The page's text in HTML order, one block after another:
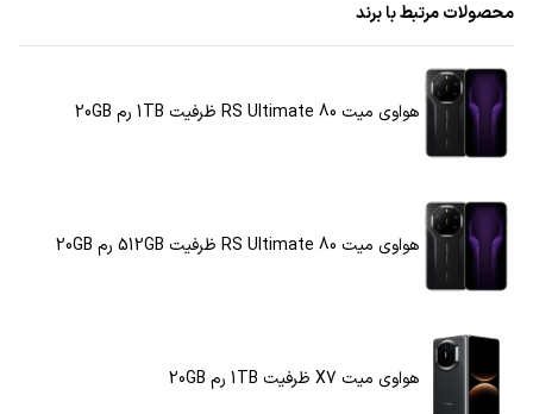
محصولات مرتبط با برند
هواوی میت 80 RS Ultimate ظرفیت 1TB رم 20GB
هواوی میت 80 RS Ultimate ظرفیت 512GB رم 20GB
هواوی میت X7 ظرفیت 1TB رم 20GB